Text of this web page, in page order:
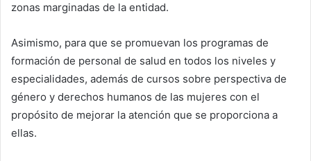
zonas marginadas de la entidad.
Asimismo, para que se promuevan los programas de
formación de personal de salud en todos los niveles y
especialidades, además de cursos sobre perspectiva de
género y derechos humanos de las mujeres con el
propósito de mejorar la atención que se proporciona a
ellas.